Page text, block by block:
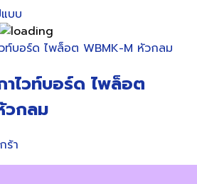
on
product
บบ
product
has
variants.
options
chosen
าไวท์บอร์ด ไพล็อต
วกลม
ร้า